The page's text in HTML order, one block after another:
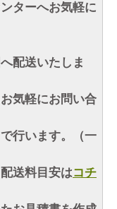
ターへお気軽に
配送いたしま
気軽にお問い合
行います。（一
送料目安はコチ